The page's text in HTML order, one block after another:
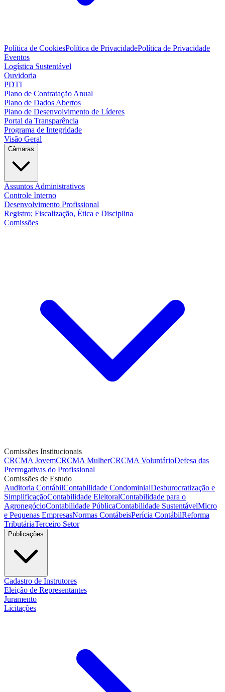
Política de CookiesPolítica de PrivacidadePolítica de Privacidade
Eventos
Logística Sustentável
Ouvidoria
PDTI
Plano de Contratação Anual
Plano de Dados Abertos
Plano de Desenvolvimento de Líderes
Portal da Transparência
Programa de Integridade
Visão Geral
Câmaras
Assuntos Administrativos
Controle Interno
Desenvolvimento Profissional
Registro; Fiscalização, Ética e Disciplina
Comissões
Comissões Institucionais
CRCMA JovemCRCMA MulherCRCMA VoluntárioDefesa das
Prerrogativas do Profissional
Comissões de Estudo
Auditoria ContábilContabilidade CondominialDesburocratização e
SimplificaçãoContabilidade EleitoralContabilidade para o
AgronegócioContabilidade PúblicaContabilidade SustentávelMicro
e Pequenas EmpresasNormas ContábeisPerícia ContábilReforma
TributáriaTerceiro Setor
Publicações
Cadastro de Instrutores
Eleição de Representantes
Juramento
Licitações